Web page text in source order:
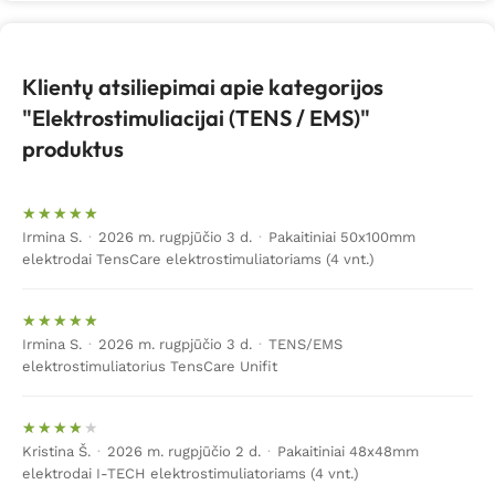
Elektrostimuliatoriai skausmui malšintiyra bene
populiariausia elektrostimuliatorių rūšis. Elektrodais
perleidžiami tam tikro dažnio elektros impulsai per odą
tipo elektrostimuliatoriai dar vadinami „TENS
elektrostimuliatoriais“. Elektroterapijos aparatas TENS
– tai specialus prietaisas, stimuliuojantis nervus
pavadinimas –
stimuliacija. Taigi, visi elektrostimuliatoriai, pažymėti
Siunčiami elektriniai impulsai slopina nemalonius
pojūčius ir leidžia žmogui pasijusti geriau. Jei prietaisas
Klientų atsiliepimai apie kategorijos
"Elektrostimuliacijai (TENS / EMS)"
produktus
Irmina S. · 2026 m. rugpjūčio 3 d. · Pakaitiniai 50x100mm
elektrodai TensCare elektrostimuliatoriams (4 vnt.)
Irmina S. · 2026 m. rugpjūčio 3 d. · TENS/EMS
elektrostimuliatorius TensCare Unifit
Kristina Š. · 2026 m. rugpjūčio 2 d. · Pakaitiniai 48x48mm
elektrodai I-TECH elektrostimuliatoriams (4 vnt.)